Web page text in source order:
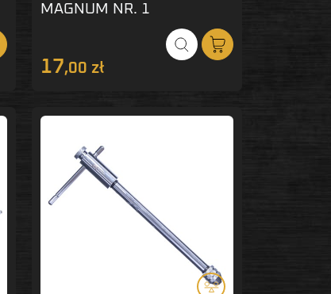
MAGNUM NR. 1
17,00 zł